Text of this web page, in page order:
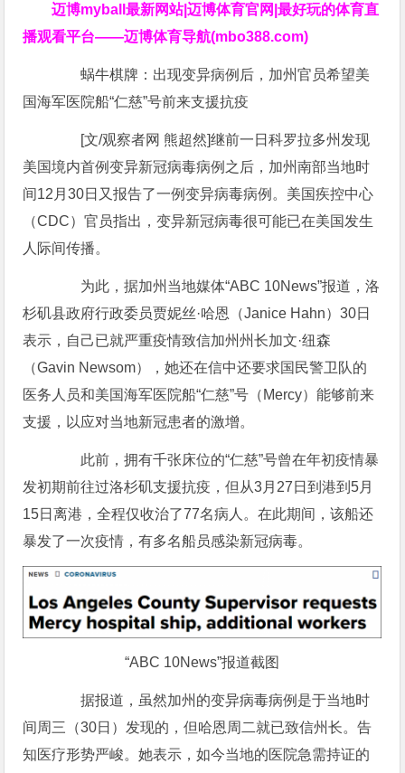
迈博myball最新网站|迈博体育官网|最好玩的体育直
播观看平台——迈博体育导航(mbo388.com)
蜗牛棋牌：出现变异病例后，加州官员希望美
国海军医院船“仁慈”号前来支援抗疫
[文/观察者网 熊超然]继前一日科罗拉多州发现
美国境内首例变异新冠病毒病例之后，加州南部当地时
间12月30日又报告了一例变异病毒病例。美国疾控中心
（CDC）官员指出，变异新冠病毒很可能已在美国发生
人际间传播。
为此，据加州当地媒体“ABC 10News”报道，洛
杉矶县政府行政委员贾妮丝·哈恩（Janice Hahn）30日
表示，自己已就严重疫情致信加州州长加文·纽森
（Gavin Newsom），她还在信中还要求国民警卫队的
医务人员和美国海军医院船“仁慈”号（Mercy）能够前来
支援，以应对当地新冠患者的激增。
此前，拥有千张床位的“仁慈”号曾在年初疫情暴
发初期前往过洛杉矶支援抗疫，但从3月27日到港到5月
15日离港，全程仅收治了77名病人。在此期间，该船还
暴发了一次疫情，有多名船员感染新冠病毒。
“ABC 10News”报道截图
据报道，虽然加州的变异病毒病例是于当地时
间周三（30日）发现的，但哈恩周二就已致信州长。告
知医疗形势严峻。她表示，如今当地的医院急需持证的